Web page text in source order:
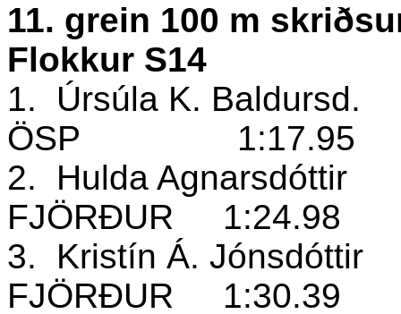
11. grein 100 m
Flokkur S14
1.
Úrsúla K. Baldursd.
ÖSP
1:17.95
2.
Hulda Agnarsdóttir
FJÖRÐUR
1:24.98
3.
Kristín Á. Jónsdóttir
FJÖRÐUR
1:30.39